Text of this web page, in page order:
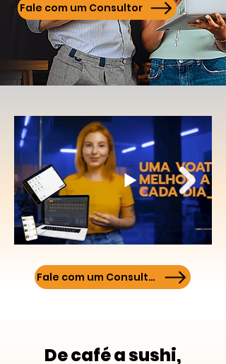
Fale com um Consultor
Fale com um Consultor
De café a sushi,